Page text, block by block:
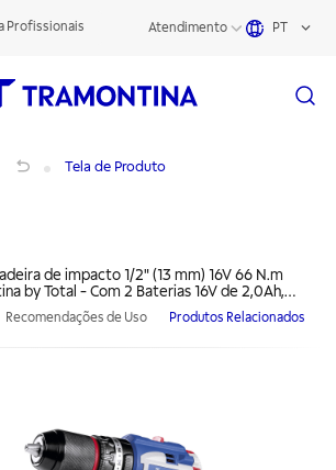
Profissionais Atendimento PT
Tela de Produto
de impacto 1/2" (13 mm) 16V 66 N.m
by Total - Com 2 Baterias 16V de 2,0Ah,
Recomendações de Uso Produtos Relacionados